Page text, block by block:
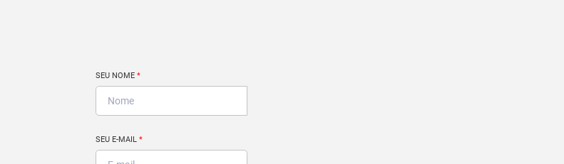
SEU NOME *
SEU E-MAIL *